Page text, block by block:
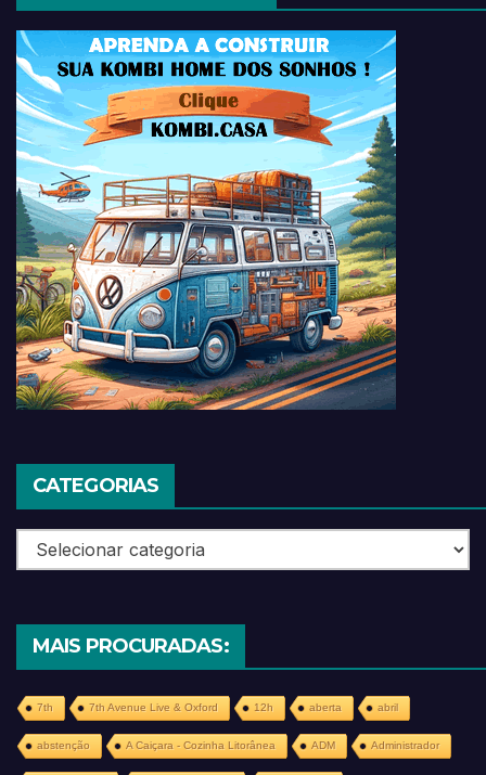
CATEGORIAS
Categorias
MAIS PROCURADAS:
7th 7th Avenue Live & Oxford 12h aberta abril
abstenção A Caiçara - Cozinha Litorânea ADM Administrador